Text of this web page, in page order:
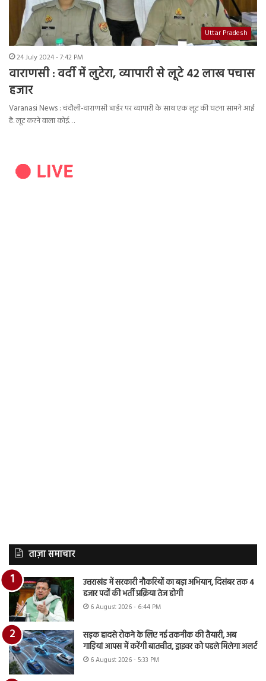
Uttar Pradesh
24 July 2024 - 7:42 PM
वाराणसी : वर्दी में लुटेरा, व्यापारी से लूटे 42 लाख पचास
हजार
Varanasi News : चंदौली-वाराणसी बार्डर पर व्यापारी के साथ एक लूट की घटना सामने आई
है. लूट करने वाला कोई…
ताज़ा समाचार
उत्तराखंड में सरकारी नौकरियों का बड़ा अभियान, दिसंबर तक 4
हजार पदों की भर्ती प्रक्रिया तेज होगी
6 August 2026 - 6:44 PM
सड़क हादसे रोकने के लिए नई तकनीक की तैयारी, अब
गाड़ियां आपस में करेंगी बातचीत, ड्राइवर को पहले मिलेगा अलर्ट
6 August 2026 - 5:33 PM